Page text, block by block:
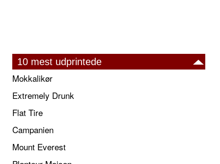
10 mest udprintede
Mokkalikør
Extremely Drunk
Flat Tire
Campanien
Mount Everest